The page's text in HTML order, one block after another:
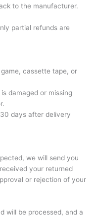
to the manufacturer.
partial refunds are
cassette tape, or
damaged or missing
days after delivery
we will send you
your returned
or rejection of your
will be processed, and a